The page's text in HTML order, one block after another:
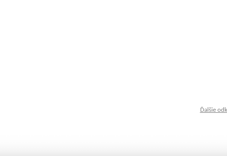
Ďalšie